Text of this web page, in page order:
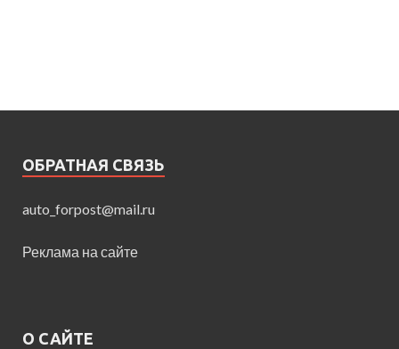
ОБРАТНАЯ СВЯЗЬ
auto_forpost@mail.ru
Реклама на сайте
О САЙТЕ